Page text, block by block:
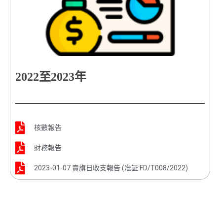
2022至2023年
核數報告
財務報告
2023-01-07 賣旗日收支報告 (准証:FD/T008/2022)